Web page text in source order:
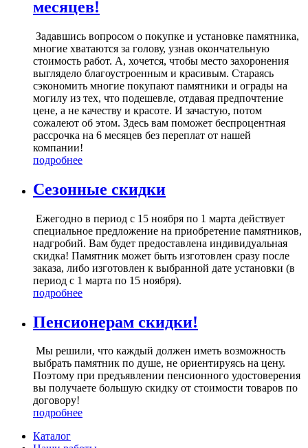
месяцев!
Задавшись вопросом о покупке и установке памятника,
многие хватаются за голову, узнав окончательную
стоимость работ. А, хочется, чтобы место захоронения
выглядело благоустроенным и красивым. Стараясь
сэкономить многие покупают памятники и ограды на
могилу из тех, что подешевле, отдавая предпочтение
цене, а не качеству и красоте. И зачастую, потом
сожалеют об этом. Здесь вам поможет беспроцентная
рассрочка на 6 месяцев без переплат от нашей
компании!
подробнее
Сезонные скидки
Ежегодно в период с 15 ноября по 1 марта действует
специальное предложение на приобретение памятников,
надгробий. Вам будет предоставлена индивидуальная
скидка! Памятник может быть изготовлен сразу после
заказа, либо изготовлен к выбранной дате установки (в
период с 1 марта по 15 ноября).
подробнее
Пенсионерам скидки!
Мы решили, что каждый должен иметь возможность
выбрать памятник по душе, не ориентируясь на цену.
Поэтому при предъявлении пенсионного удостоверения
вы получаете большую скидку от стоимости товаров по
договору!
подробнее
Каталог